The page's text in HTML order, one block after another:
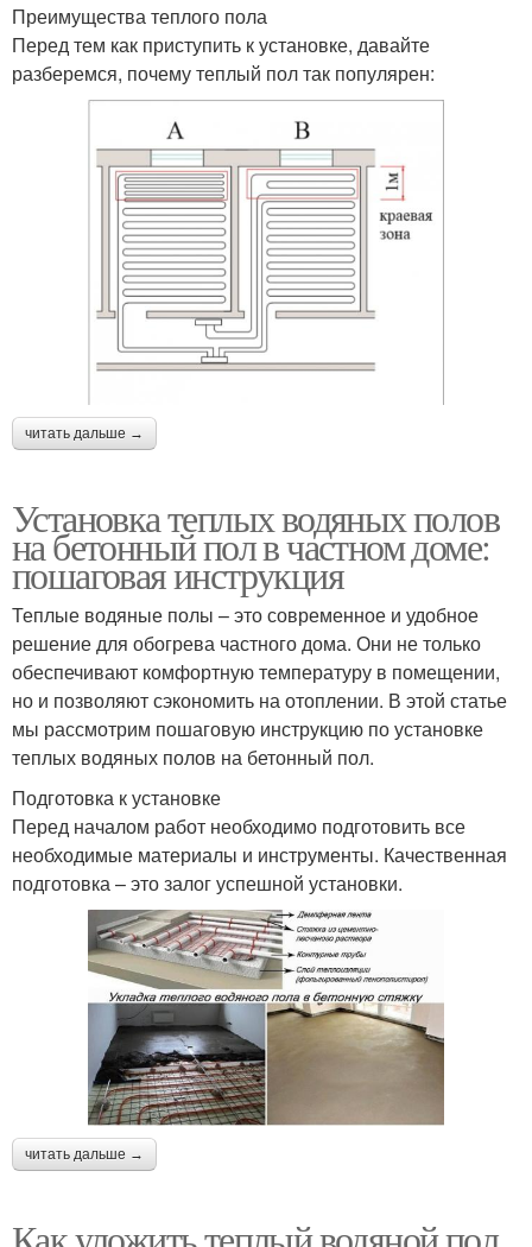
Преимущества теплого пола
Перед тем как приступить к установке, давайте
разберемся, почему теплый пол так популярен:
читать дальше →
Установка теплых водяных полов
на бетонный пол в частном доме:
пошаговая инструкция
Теплые водяные полы – это современное и удобное
решение для обогрева частного дома. Они не только
обеспечивают комфортную температуру в помещении,
но и позволяют сэкономить на отоплении. В этой статье
мы рассмотрим пошаговую инструкцию по установке
теплых водяных полов на бетонный пол.
Подготовка к установке
Перед началом работ необходимо подготовить все
необходимые материалы и инструменты. Качественная
подготовка – это залог успешной установки.
читать дальше →